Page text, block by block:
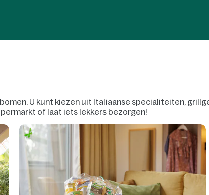
U kunt kiezen uit Italiaanse specialiteiten,
of laat iets lekkers bezorgen!